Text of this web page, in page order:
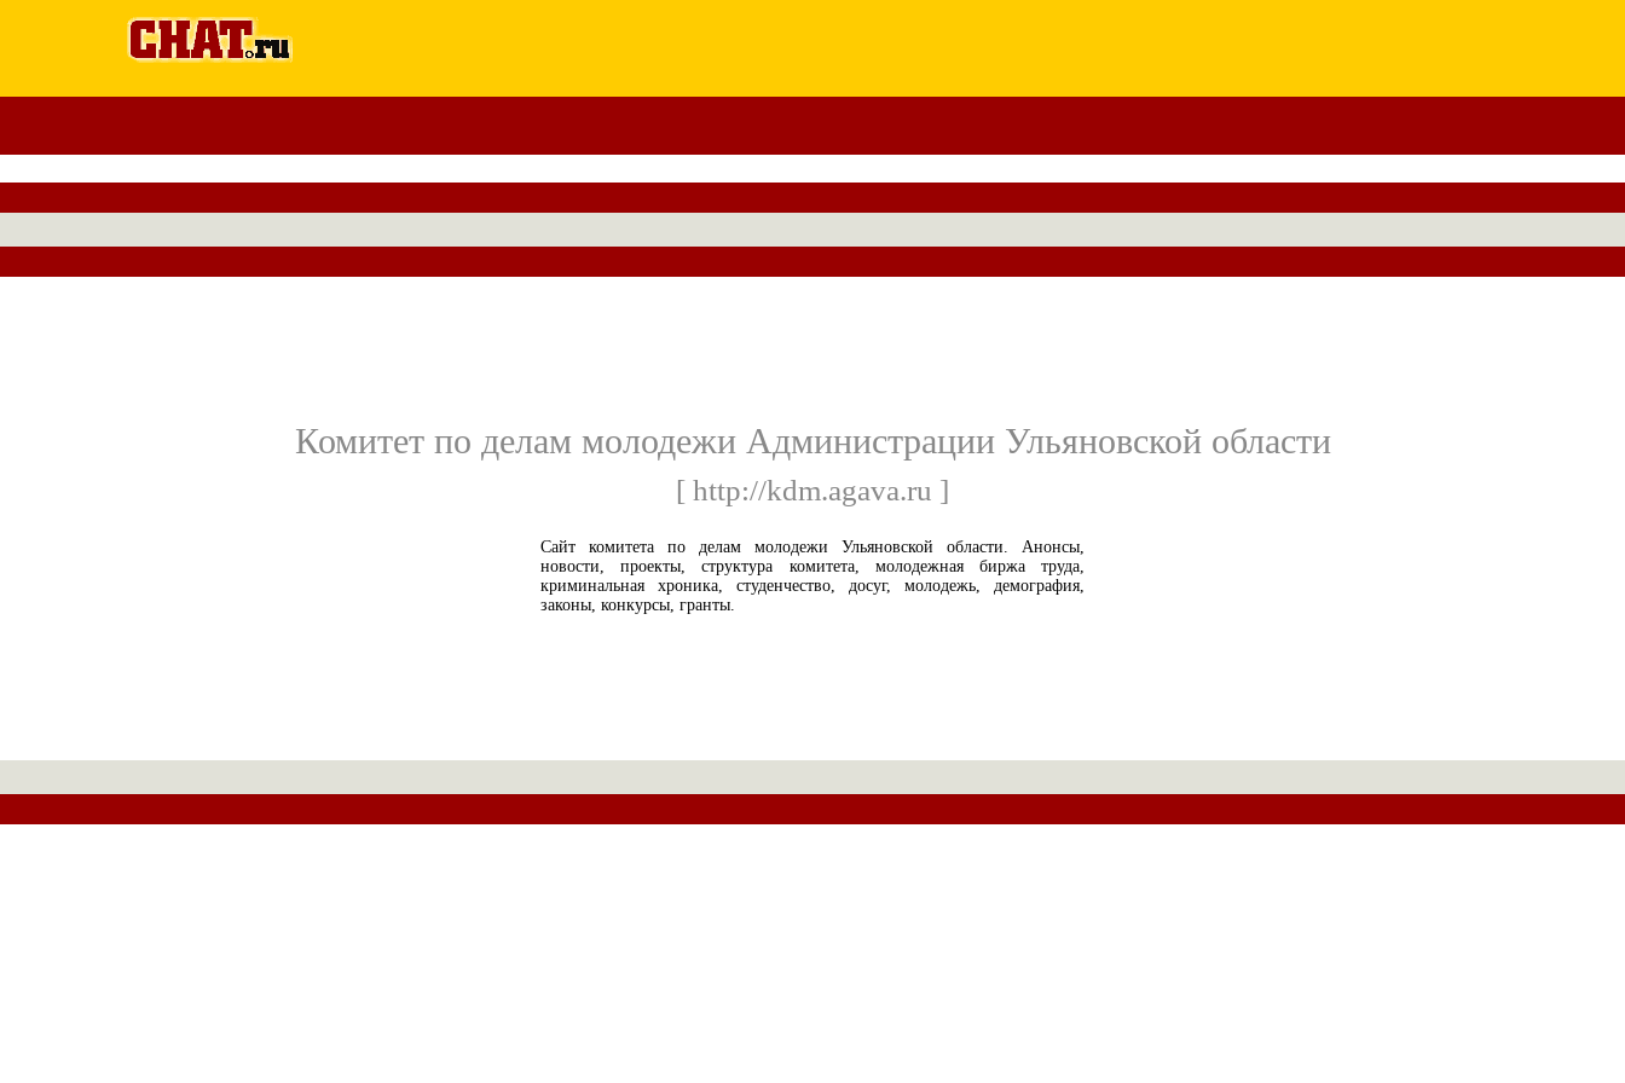
Комитет по делам молодежи Администрации Ульяновской области
[ http://kdm.agava.ru ]
Сайт комитета по делам молодежи Ульяновской области. Анонсы,
новости, проекты, структура комитета, молодежная биржа труда,
криминальная хроника, студенчество, досуг, молодежь, демография,
законы, конкурсы, гранты.